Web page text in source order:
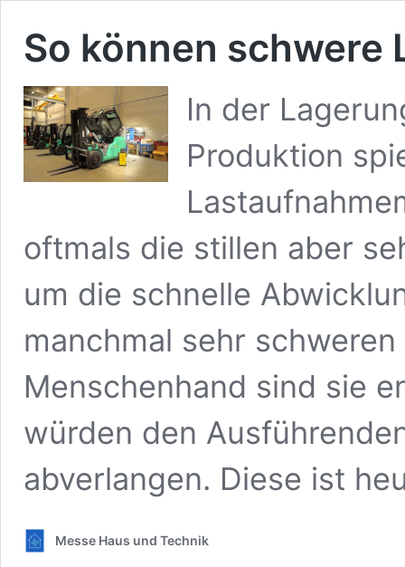
So können schwere
In der
Produktion
oftmals die stillen aber
um die schnelle
manchmal sehr
Menschenhand sind sie
würden den
abverlangen. Diese ist
Messe Haus und Technik